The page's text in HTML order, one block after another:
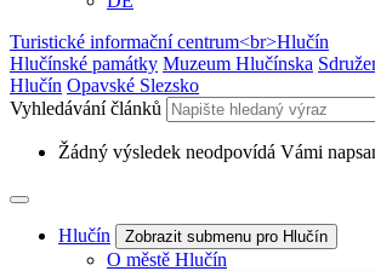
Turistické informační centrum<br>Hlučín
Hlučínské památky Muzeum Hlučínska
Hlučín Opavské Slezsko
Vyhledávání článků
Žádný výsledek neodpovídá Vámi
Hlučín Zobrazit submenu pro Hlučín
O městě Hlučín